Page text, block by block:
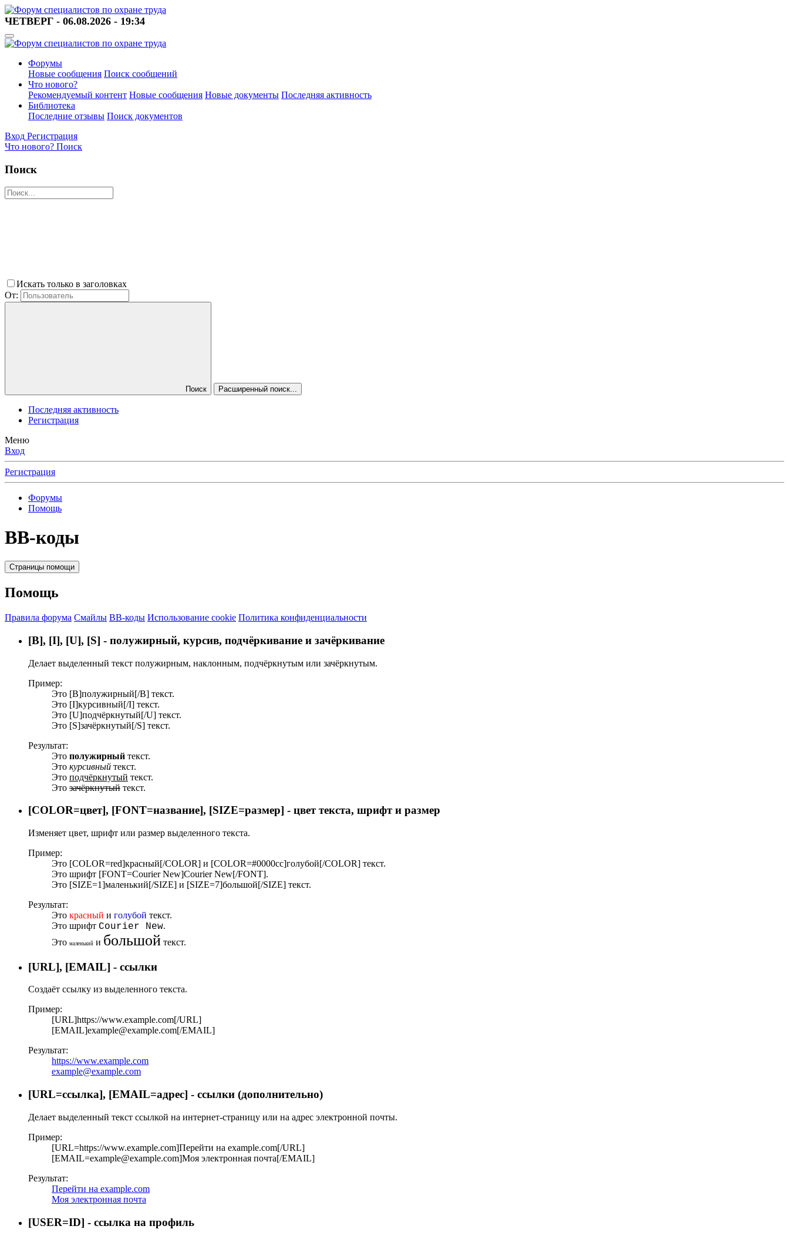
ЧЕТВЕРГ - 06.08.2026 - 19:34
Форумы
Новые сообщения Поиск сообщений
Что нового?
Рекомендуемый контент Новые сообщения Новые документы Последняя активность
Библиотека
Последние отзывы Поиск документов
Вход Регистрация
Что нового? Поиск
Поиск
Искать только в заголовках
От:
Поиск Расширенный поиск...
Последняя активность
Регистрация
Меню
Вход
Регистрация
Форумы
Помощь
BB-коды
Страницы помощи
Помощь
Правила форума Смайлы BB-коды Использование cookie Политика конфиденциальности
[B], [I], [U], [S] - полужирный, курсив, подчёркивание и зачёркивание
Делает выделенный текст полужирным, наклонным, подчёркнутым или зачёркнутым.
Пример:
Это [B]полужирный[/B] текст.
Это [I]курсивный[/I] текст.
Это [U]подчёркнутый[/U] текст.
Это [S]зачёркнутый[/S] текст.
Результат:
Это полужирный текст.
Это курсивный текст.
Это подчёркнутый текст.
Это зачёркнутый текст.
[COLOR=цвет], [FONT=название], [SIZE=размер] - цвет текста, шрифт и размер
Изменяет цвет, шрифт или размер выделенного текста.
Пример:
Это [COLOR=red]красный[/COLOR] и [COLOR=#0000cc]голубой[/COLOR] текст.
Это шрифт [FONT=Courier New]Courier New[/FONT].
Это [SIZE=1]маленький[/SIZE] и [SIZE=7]большой[/SIZE] текст.
Результат:
Это красный и голубой текст.
Это шрифт Courier New.
Это маленький и большой текст.
[URL], [EMAIL] - ссылки
Создаёт ссылку из выделенного текста.
Пример:
[URL]https://www.example.com[/URL]
[EMAIL]example@example.com[/EMAIL]
Результат:
https://www.example.com
example@example.com
[URL=ссылка], [EMAIL=адрес] - ссылки (дополнительно)
Делает выделенный текст ссылкой на интернет-страницу или на адрес электронной почты.
Пример:
[URL=https://www.example.com]Перейти на example.com[/URL]
[EMAIL=example@example.com]Моя электронная почта[/EMAIL]
Результат:
Перейти на example.com
Моя электронная почта
[USER=ID] - ссылка на профиль